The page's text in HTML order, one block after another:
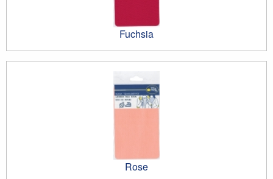
Fuchsia
Rose